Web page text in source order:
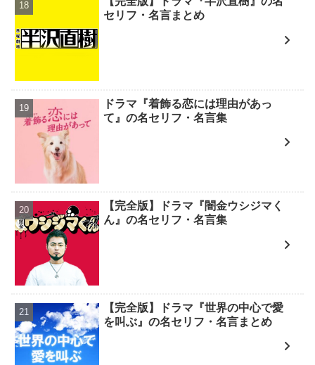
セリフ・名言まとめ
ドラマ『着飾る恋には理由があっ
て』の名セリフ・名言集
【完全版】ドラマ『闇金ウシジマく
ん』の名セリフ・名言集
【完全版】ドラマ『世界の中心で愛
を叫ぶ』の名セリフ・名言まとめ